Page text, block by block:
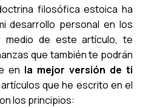
filosófica estoica ha
desarrollo personal en los
medio de este artículo, te
que también te podrán
en la mejor versión de ti
que he escrito en el
los principios: